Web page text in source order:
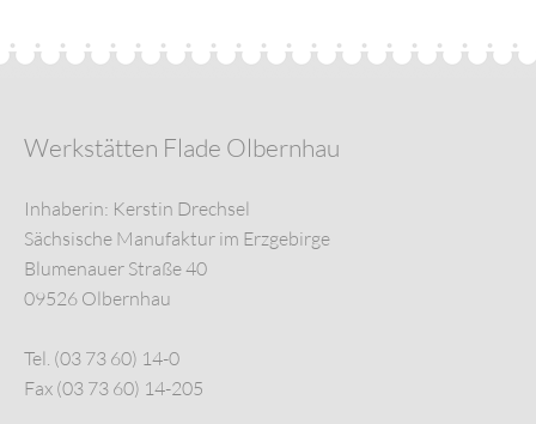
Werkstätten Flade Olbernhau
Inhaberin: Kerstin Drechsel
Sächsische Manufaktur im Erzgebirge
Blumenauer Straße 40
09526 Olbernhau
Tel. (03 73 60) 14-0
Fax (03 73 60) 14-205